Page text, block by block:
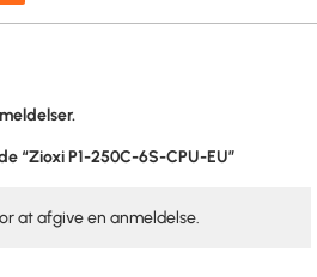
“Zioxi P1-250C-6S-CPU-EU”
at afgive en anmeldelse.